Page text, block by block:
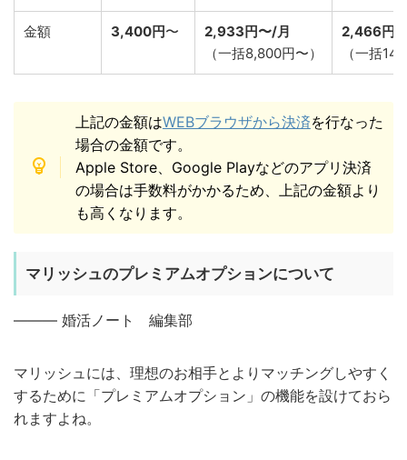
金額 3,400円〜
2,933円〜/月
（一括8,800円〜）
2,466円
（一括
上記の金額はWEBブラウザから決済を行なった
場合の金額です。
Apple Store、Google Playなどのアプリ決済
の場合は手数料がかかるため、上記の金額より
も高くなります。
マリッシュのプレミアムオプションについて
——— 婚活ノート 編集部
マリッシュには、理想のお相手とよりマッチングしやすく
するために「プレミアムオプション」の機能を設けておら
れますよね。